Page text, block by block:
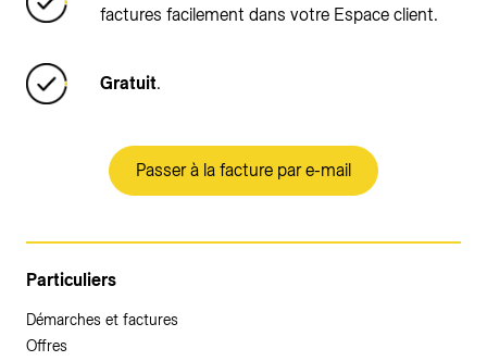
factures facilement dans votre Espace client.
Gratuit.
Passer à la facture par e-mail
Particuliers
Démarches et factures
Offres